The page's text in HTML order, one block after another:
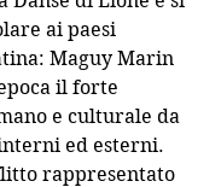
ai paesi
Maguy Marin
il forte
e culturale da
ed esterni.
rappresentato